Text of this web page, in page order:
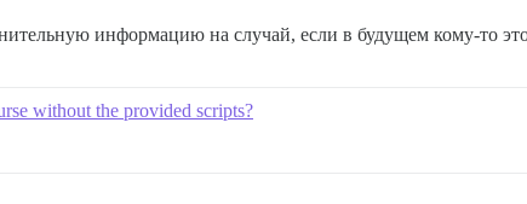
информацию на случай, если в будущем кому-то
without the provided scripts?